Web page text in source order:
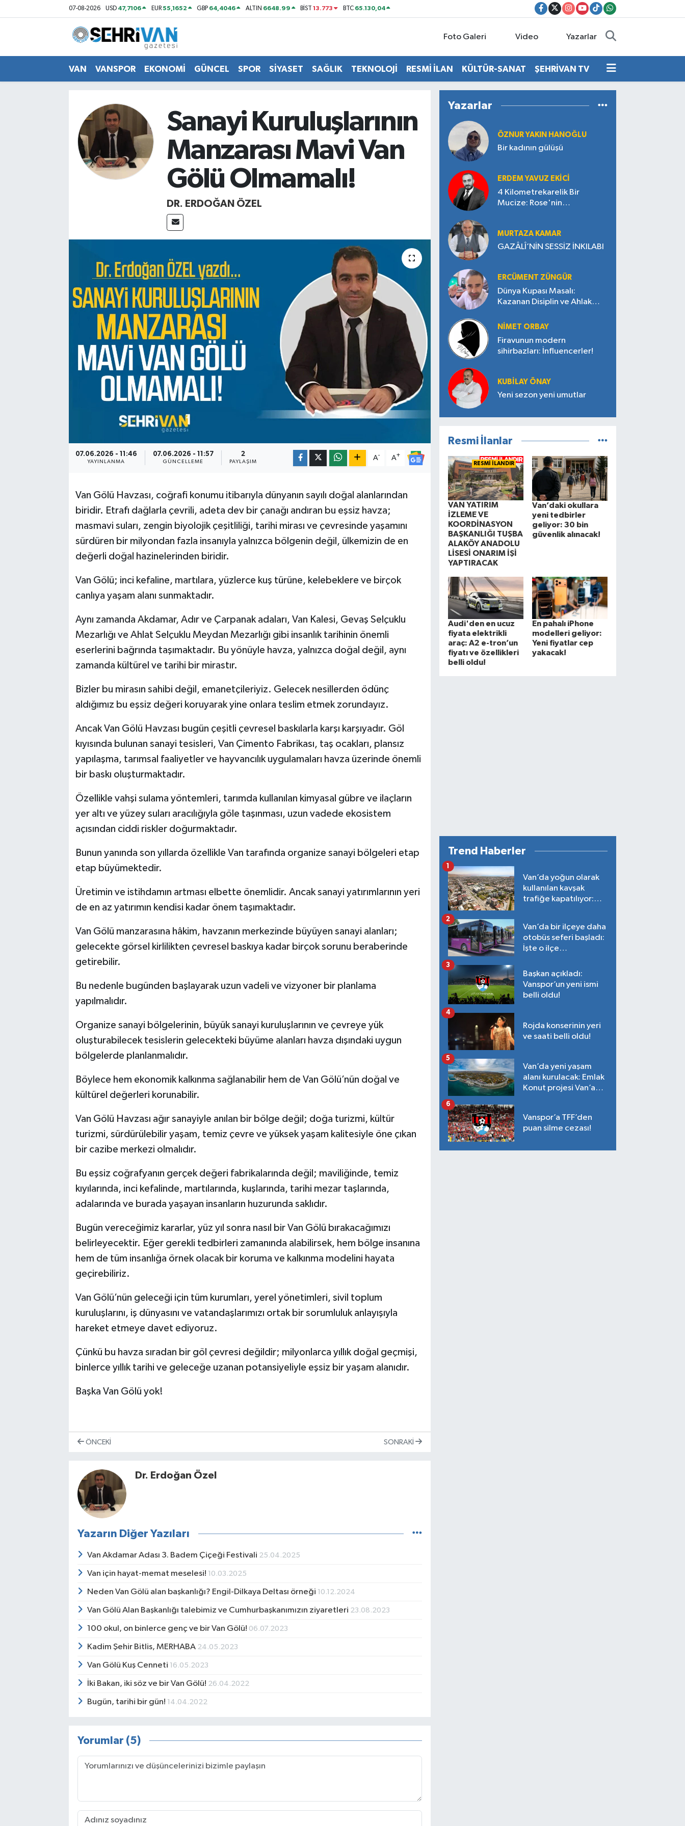
07-08-2026 USD 47,7106 EUR55,1652 GBP 64,4046 ALTIN 6648.99 BİST13.773 BTC 65.130,04
Foto Galeri Video Yazarlar
VAN VANSPOR EKONOMİ GÜNCEL SPOR SİYASET SAĞLIK TEKNOLOJİ RESMİ İLAN KÜLTÜR-SANAT ŞEHRİVAN TV
Sanayi Kuruluşlarının
Manzarası Mavi Van
Gölü Olmamalı!
DR. ERDOĞAN ÖZEL
07.06.2026 - 11:46
YAYINLANMA
07.06.2026 - 11:57
GÜNCELLEME
2
PAYLAŞIM
A- A+
Van Gölü Havzası, coğrafi konumu itibarıyla dünyanın sayılı doğal alanlarından
biridir. Etrafı dağlarla çevrili, adeta dev bir çanağı andıran bu eşsiz havza;
masmavi suları, zengin biyolojik çeşitliliği, tarihi mirası ve çevresinde yaşamını
sürdüren bir milyondan fazla insanıyla yalnızca bölgenin değil, ülkemizin de en
değerli doğal hazinelerinden biridir.
Van Gölü; inci kefaline, martılara, yüzlerce kuş türüne, kelebeklere ve birçok
canlıya yaşam alanı sunmaktadır.
Aynı zamanda Akdamar, Adır ve Çarpanak adaları, Van Kalesi, Gevaş Selçuklu
Mezarlığı ve Ahlat Selçuklu Meydan Mezarlığı gibi insanlık tarihinin önemli
eserlerini bağrında taşımaktadır. Bu yönüyle havza, yalnızca doğal değil, aynı
zamanda kültürel ve tarihi bir mirastır.
Bizler bu mirasın sahibi değil, emanetçileriyiz. Gelecek nesillerden ödünç
aldığımız bu eşsiz değeri koruyarak yine onlara teslim etmek zorundayız.
Ancak Van Gölü Havzası bugün çeşitli çevresel baskılarla karşı karşıyadır. Göl
kıyısında bulunan sanayi tesisleri, Van Çimento Fabrikası, taş ocakları, plansız
yapılaşma, tarımsal faaliyetler ve hayvancılık uygulamaları havza üzerinde önemli
bir baskı oluşturmaktadır.
Özellikle vahşi sulama yöntemleri, tarımda kullanılan kimyasal gübre ve ilaçların
yer altı ve yüzey suları aracılığıyla göle taşınması, uzun vadede ekosistem
açısından ciddi riskler doğurmaktadır.
Bunun yanında son yıllarda özellikle Van tarafında organize sanayi bölgeleri etap
etap büyümektedir.
Üretimin ve istihdamın artması elbette önemlidir. Ancak sanayi yatırımlarının yeri
de en az yatırımın kendisi kadar önem taşımaktadır.
Van Gölü manzarasına hâkim, havzanın merkezinde büyüyen sanayi alanları;
gelecekte görsel kirlilikten çevresel baskıya kadar birçok sorunu beraberinde
getirebilir.
Bu nedenle bugünden başlayarak uzun vadeli ve vizyoner bir planlama
yapılmalıdır.
Organize sanayi bölgelerinin, büyük sanayi kuruluşlarının ve çevreye yük
oluşturabilecek tesislerin gelecekteki büyüme alanları havza dışındaki uygun
bölgelerde planlanmalıdır.
Böylece hem ekonomik kalkınma sağlanabilir hem de Van Gölü’nün doğal ve
kültürel değerleri korunabilir.
Van Gölü Havzası ağır sanayiyle anılan bir bölge değil; doğa turizmi, kültür
turizmi, sürdürülebilir yaşam, temiz çevre ve yüksek yaşam kalitesiyle öne çıkan
bir cazibe merkezi olmalıdır.
Bu eşsiz coğrafyanın gerçek değeri fabrikalarında değil; maviliğinde, temiz
kıyılarında, inci kefalinde, martılarında, kuşlarında, tarihi mezar taşlarında,
adalarında ve burada yaşayan insanların huzurunda saklıdır.
Bugün vereceğimiz kararlar, yüz yıl sonra nasıl bir Van Gölü bırakacağımızı
belirleyecektir. Eğer gerekli tedbirleri zamanında alabilirsek, hem bölge insanına
hem de tüm insanlığa örnek olacak bir koruma ve kalkınma modelini hayata
geçirebiliriz.
Van Gölü’nün geleceği için tüm kurumları, yerel yönetimleri, sivil toplum
kuruluşlarını, iş dünyasını ve vatandaşlarımızı ortak bir sorumluluk anlayışıyla
hareket etmeye davet ediyoruz.
Çünkü bu havza sıradan bir göl çevresi değildir; milyonlarca yıllık doğal geçmişi,
binlerce yıllık tarihi ve geleceğe uzanan potansiyeliyle eşsiz bir yaşam alanıdır.
Başka Van Gölü yok!
ÖNCEKI SONRAKI
Dr. Erdoğan Özel
Yazarın Diğer Yazıları
Van Akdamar Adası 3. Badem Çiçeği Festivali 25.04.2025
Van için hayat-memat meselesi! 10.03.2025
Neden Van Gölü alan başkanlığı? Engil-Dilkaya Deltası örneği 10.12.2024
Van Gölü Alan Başkanlığı talebimiz ve Cumhurbaşkanımızın ziyaretleri 23.08.2023
100 okul, on binlerce genç ve bir Van Gölü! 06.07.2023
Kadim Şehir Bitlis, MERHABA 24.05.2023
Van Gölü Kuş Cenneti 16.05.2023
İki Bakan, iki söz ve bir Van Gölü! 26.04.2022
Bugün, tarihi bir gün! 14.04.2022
Yorumlar (5)
Yazarlar
ÖZNUR YAKIN HANOĞLU
Bir kadının gülüşü
ERDEM YAVUZ EKICI
4 Kilometrekarelik Bir
Mucize: Rose'nin
MURTAZA KAMAR
GAZÂLÎ’NİN SESSİZ İNKILABI
ERCÜMENT ZÜNGÜR
Dünya Kupası Masalı:
Kazanan Disiplin ve Ahlak
NIMET ORBAY
Firavunun modern
sihirbazları: İnfluencerler!
KUBILAY ÖNAY
Yeni sezon yeni umutlar
Resmi İlanlar
RESMİ İLANDIR
VAN YATIRIM
İZLEME VE
KOORDİNASYON
BAŞKANLIĞI TUŞBA
ALAKÖY ANADOLU
LİSESİ ONARIM İŞİ
YAPTIRACAK
Van’daki okullara
yeni tedbirler
geliyor: 30 bin
güvenlik alınacak!
Audi'den en ucuz
fiyata elektrikli
araç: A2 e-tron’un
fiyatı ve özellikleri
belli oldu!
En pahalı iPhone
modelleri geliyor:
Yeni fiyatlar cep
yakacak!
Trend Haberler
Van’da yoğun olarak
kullanılan kavşak
trafiğe kapatılıyor:
1
Van’da bir ilçeye daha
otobüs seferi başladı:
İşte o ilçe…
2
Başkan açıkladı:
Vanspor’un yeni ismi
belli oldu!
3
Rojda konserinin yeri
ve saati belli oldu!
4
Van’da yeni yaşam
alanı kurulacak: Emlak
Konut projesi Van’a
5
Vanspor’a TFF’den
puan silme cezası!
6
Van Nöbetçi Eczaneler
Van Hava Durumu
Van Trafik Yoğunluk Haritası
Süper Lig Puan Durumu ve Fikstür
Tüm Manşetler